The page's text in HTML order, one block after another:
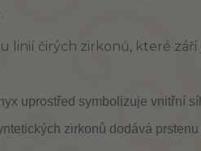
linií čirých zirkonů, které
uprostřed symbolizuje vnitřní
zirkonů dodává